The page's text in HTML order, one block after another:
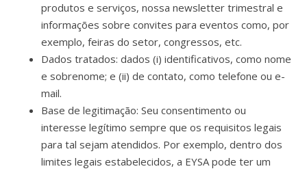
produtos e serviços, nossa newsletter trimestral e
informações sobre convites para eventos como, por
exemplo, feiras do setor, congressos, etc.
Dados tratados: dados (i) identificativos, como nome
e sobrenome; e (ii) de contato, como telefone ou e-
mail.
Base de legitimação: Seu consentimento ou
interesse legítimo sempre que os requisitos legais
para tal sejam atendidos. Por exemplo, dentro dos
limites legais estabelecidos, a EYSA pode ter um